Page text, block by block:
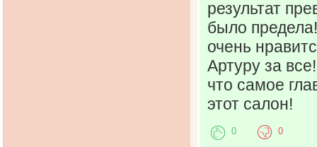
результат
было
очень
Артуру за
что самое
этот салон!
0 0